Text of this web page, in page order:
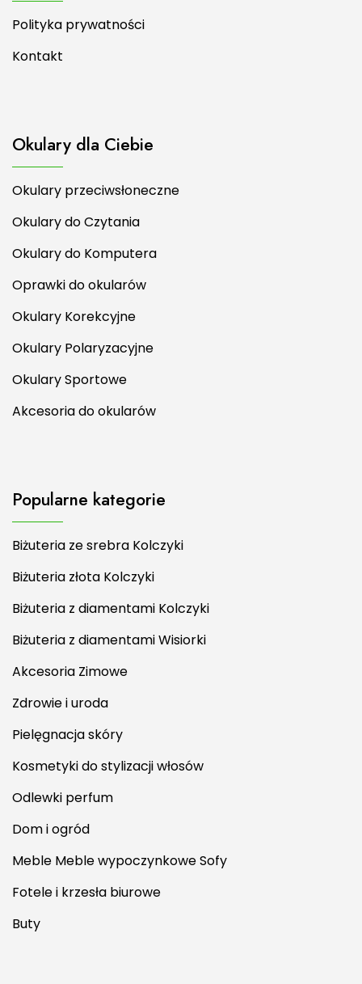
Polityka prywatności
Kontakt
Okulary dla Ciebie
Okulary przeciwsłoneczne
Okulary do Czytania
Okulary do Komputera
Oprawki do okularów
Okulary Korekcyjne
Okulary Polaryzacyjne
Okulary Sportowe
Akcesoria do okularów
Popularne kategorie
Biżuteria ze srebra Kolczyki
Biżuteria złota Kolczyki
Biżuteria z diamentami Kolczyki
Biżuteria z diamentami Wisiorki
Akcesoria Zimowe
Zdrowie i uroda
Pielęgnacja skóry
Kosmetyki do stylizacji włosów
Odlewki perfum
Dom i ogród
Meble Meble wypoczynkowe Sofy
Fotele i krzesła biurowe
Buty